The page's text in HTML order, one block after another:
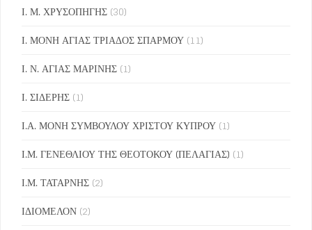
Ι. Μ. ΧΡΥΣΟΠΗΓΗΣ (30)
Ι. ΜΟΝΗ ΑΓΙΑΣ ΤΡΙΑΔΟΣ ΣΠΑΡΜΟΥ (11)
Ι. Ν. ΑΓΙΑΣ ΜΑΡΙΝΗΣ (1)
Ι. ΣΙΔΕΡΗΣ (1)
Ι.Α. ΜΟΝΗ ΣΥΜΒΟΥΛΟΥ ΧΡΙΣΤΟΥ ΚΥΠΡΟΥ (1)
Ι.Μ. ΓΕΝΕΘΛΙΟΥ ΤΗΣ ΘΕΟΤΟΚΟΥ (ΠΕΛΑΓΙΑΣ) (1)
Ι.Μ. ΤΑΤΑΡΝΗΣ (2)
ΙΔΙΟΜΕΛΟΝ (2)